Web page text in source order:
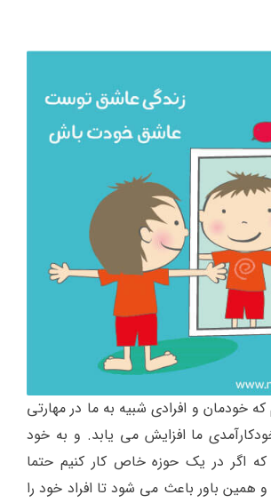
خودمان و افرادی شبیه به ما در مهارتی
ما افزایش می یابد. و به خود
که اگر در یک حوزه خاص کار کنیم حتما
همین باور باعث می شود تا افراد خود را